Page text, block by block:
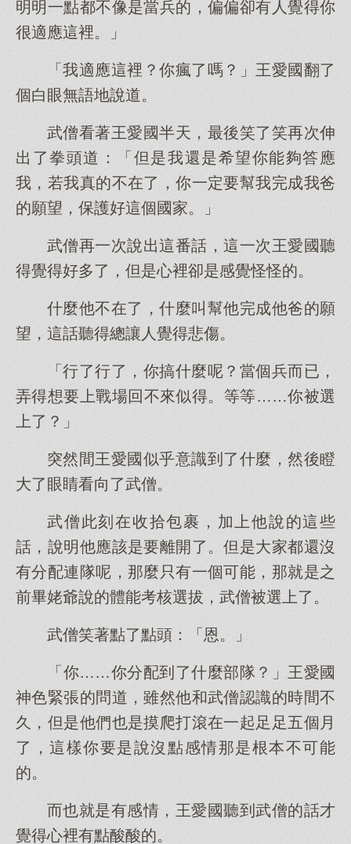
明明一點都不像是當兵的，偏偏卻有人覺得你
很適應這裡。」
「我適應這裡？你瘋了嗎？」王愛國翻了
個白眼無語地說道。
武僧看著王愛國半天，最後笑了笑再次伸
出了拳頭道：「但是我還是希望你能夠答應
我，若我真的不在了，你一定要幫我完成我爸
的願望，保護好這個國家。」
武僧再一次說出這番話，這一次王愛國聽
得覺得好多了，但是心裡卻是感覺怪怪的。
什麼他不在了，什麼叫幫他完成他爸的願
望，這話聽得總讓人覺得悲傷。
「行了行了，你搞什麼呢？當個兵而已，
弄得想要上戰場回不來似得。等等……你被選
上了？」
突然間王愛國似乎意識到了什麼，然後瞪
大了眼睛看向了武僧。
武僧此刻在收拾包裹，加上他說的這些
話，說明他應該是要離開了。但是大家都還沒
有分配連隊呢，那麼只有一個可能，那就是之
前畢姥爺說的體能考核選拔，武僧被選上了。
武僧笑著點了點頭：「恩。」
「你……你分配到了什麼部隊？」王愛國
神色緊張的問道，雖然他和武僧認識的時間不
久，但是他們也是摸爬打滾在一起足足五個月
了，這樣你要是說沒點感情那是根本不可能
的。
而也就是有感情，王愛國聽到武僧的話才
覺得心裡有點酸酸的。